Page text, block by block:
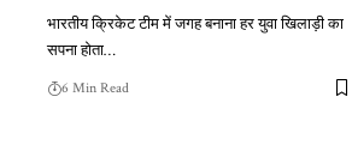
भारतीय क्रिकेट टीम में जगह बनाना हर युवा खिलाड़ी का
सपना होता…
6 Min Read